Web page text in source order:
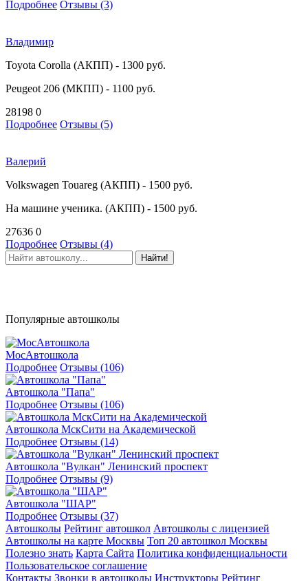
Подробнее Отзывы (3)
Владимир
Toyota Corolla (АКПП) - 1300 руб.
Peugeot 206 (МКПП) - 1100 руб.
28198 0
Подробнее Отзывы (5)
Валерий
Volkswagen Touareg (АКПП) - 1500 руб.
На машине ученика. (АКПП) - 1500 руб.
27636 0
Подробнее Отзывы (4)
Найти!
Популярные автошколы
МосАвтошкола
Подробнее Отзывы (106)
Автошкола "Папа"
Подробнее Отзывы (106)
Автошкола МскСити на Академической
Подробнее Отзывы (14)
Автошкола "Вулкан" Ленинский проспект
Подробнее Отзывы (9)
Автошкола "ШАР"
Подробнее Отзывы (37)
Автошколы Рейтинг автошкол Автошколы с лицензией
Автошколы на карте Москвы Топ 20 автошкол Москвы
Полезно знать Карта Сайта Политика конфиденциальности
Пользовательское соглашение
Контакты Звонки в автошколы Инструкторы Рейтинг